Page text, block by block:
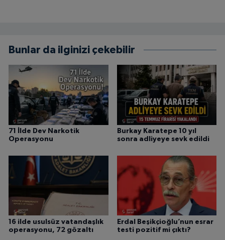
Bunlar da ilginizi çekebilir
71 İlde Dev Narkotik
Operasyonu
Burkay Karatepe 10 yıl
sonra adliyeye sevk edildi
16 ilde usulsüz vatandaşlık
operasyonu, 72 gözaltı
Erdal Beşikçioğlu’nun esrar
testi pozitif mi çıktı?